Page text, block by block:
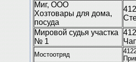
Миг, ООО
Хозтовары для дома,
посуда
Мировой судья участка
№ 1
Мостоотряд